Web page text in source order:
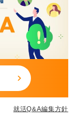
就活Q&A編集方針